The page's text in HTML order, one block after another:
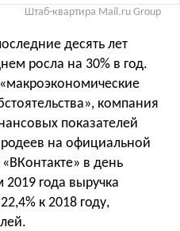
Штаб-квартира Mail.ru Group
десять лет
росла на 30% в год.
компания
показателей
на официальной
в день
2019 года выручка
к 2018 году,